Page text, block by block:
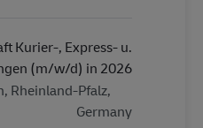
Kurier-, Express- u.
(m/w/d) in 2026
الموقع
Rheinland-Pfalz,
Germany